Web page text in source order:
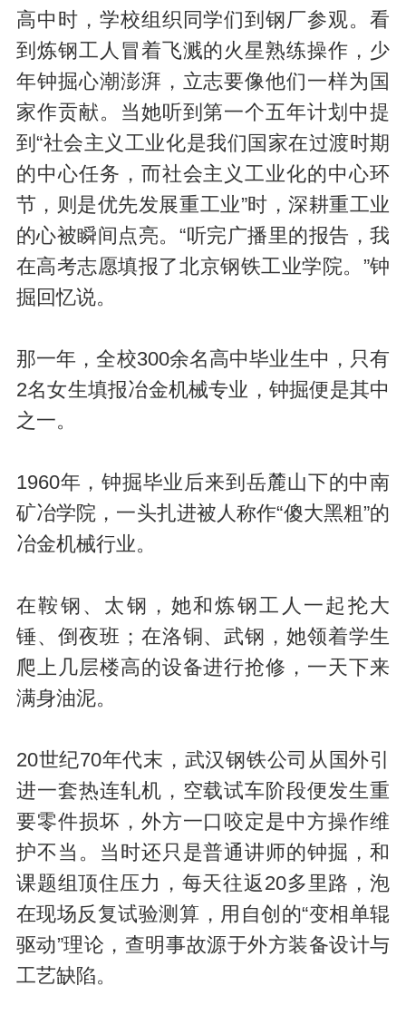
高中时，学校组织同学们到钢厂参观。看
到炼钢工人冒着飞溅的火星熟练操作，少
年钟掘心潮澎湃，立志要像他们一样为国
家作贡献。当她听到第一个五年计划中提
到“社会主义工业化是我们国家在过渡时期
的中心任务，而社会主义工业化的中心环
节，则是优先发展重工业”时，深耕重工业
的心被瞬间点亮。“听完广播里的报告，我
在高考志愿填报了北京钢铁工业学院。”钟
掘回忆说。
那一年，全校300余名高中毕业生中，只有
2名女生填报冶金机械专业，钟掘便是其中
之一。
1960年，钟掘毕业后来到岳麓山下的中南
矿冶学院，一头扎进被人称作“傻大黑粗”的
冶金机械行业。
在鞍钢、太钢，她和炼钢工人一起抡大
锤、倒夜班；在洛铜、武钢，她领着学生
爬上几层楼高的设备进行抢修，一天下来
满身油泥。
20世纪70年代末，武汉钢铁公司从国外引
进一套热连轧机，空载试车阶段便发生重
要零件损坏，外方一口咬定是中方操作维
护不当。当时还只是普通讲师的钟掘，和
课题组顶住压力，每天往返20多里路，泡
在现场反复试验测算，用自创的“变相单辊
驱动”理论，查明事故源于外方装备设计与
工艺缺陷。